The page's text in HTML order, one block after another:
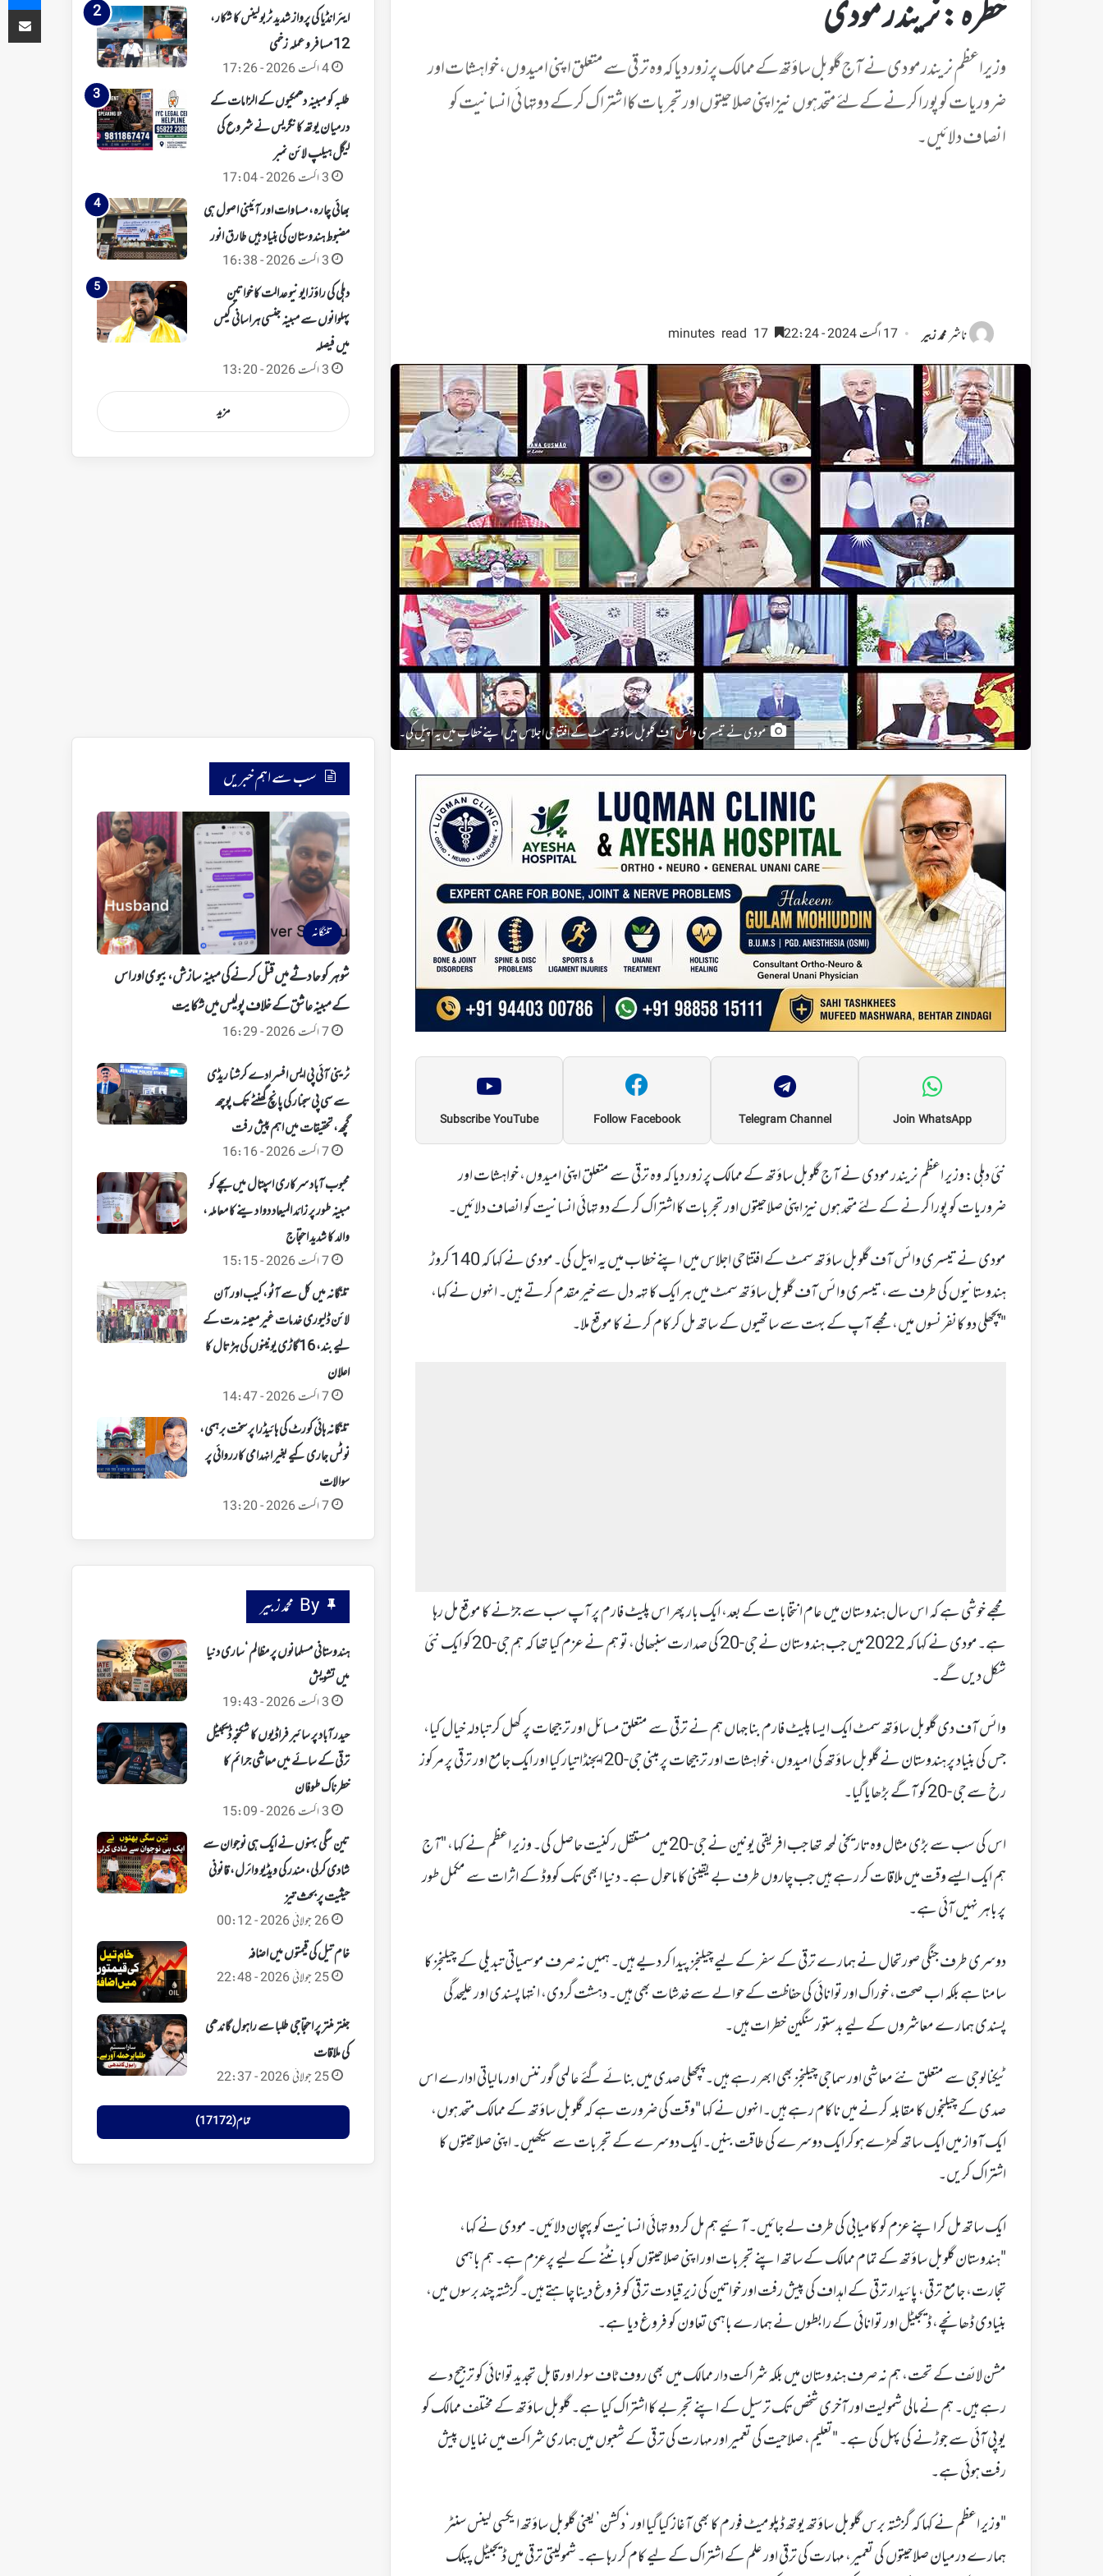
خطرہ : نریندر مودی
وزیر اعظم نریندر مودی نے آج گلوبل ساؤتھ کے ممالک پر زور دیا کہ وہ ترقی سے متعلق اپنی امیدوں، خواہشات اور
ضروریات کو پورا کرنے کے لئے متحد ہوں نیز اپنی صلاحیتوں اور تجربات کا اشتراک کرکے دو تہائی انسانیت کو
انصاف دلائیں۔
ناشرمحمد زبیر 17 اگست 2024 - 22:24
مودی نے تیسری وائس آف گلوبل ساؤتھ سمٹ کے افتتاحی اجلاس میں اپنے خطاب میں یہ اپیل کی۔
Join WhatsApp
Telegram Channel
Follow Facebook
Subscribe YouTube
نئی دہلی: وزیر اعظم نریندر مودی نے آج گلوبل ساؤتھ کے ممالک پر زور دیا کہ وہ ترقی سے متعلق اپنی امیدوں، خواہشات اور
ضروریات کو پورا کرنے کے لئے متحد ہوں نیز اپنی صلاحیتوں اور تجربات کا اشتراک کرکے دو تہائی انسانیت کو انصاف دلائیں۔
مودی نے تیسری وائس آف گلوبل ساؤتھ سمٹ کے افتتاحی اجلاس میں اپنے خطاب میں یہ اپیل کی۔مودی نے کہا کہ 140 کروڑ
ہندوستانیوں کی طرف سے، تیسری وائس آف گلوبل ساؤتھ سمٹ میں ہر ایک کا تہہ دل سے خیرمقدم کرتے ہیں۔ انہوں نے کہا،
"پچھلی دو کانفرنسوں میں، مجھے آپ کے بہت سے ساتھیوں کے ساتھ مل کر کام کرنے کا موقع ملا۔
مجھے خوشی ہے کہ اس سال ہندوستان میں عام انتخابات کے بعد، ایک بار پھر اس پلیٹ فارم پر آپ سب سے جڑنے کا موقع مل رہا
ہے۔مودی نے کہا کہ 2022 میں جب ہندوستان نے جی-20 کی صدارت سنبھالی، تو ہم نے عزم کیا تھا کہ ہم جی-20 کو ایک نئی
شکل دیں گے۔
وائس آف دی گلوبل ساؤتھ سمٹ ایک ایسا پلیٹ فارم بنا جہاں ہم نے ترقی سے متعلق مسائل اور ترجیحات پر کھل کر تبادلہ خیال کیا،
جس کی بنیاد پر ہندوستان نے گلوبل ساؤتھ کی امیدوں، خواہشات اور ترجیحات پر مبنی جی-20 ایجنڈا تیار کیا اور ایک جامع اور ترقی پر مرکوز
رخ سے جی -20 کو آگے بڑھایا گیا۔
اس کی سب سے بڑی مثال وہ تاریخی لمحہ تھا جب افریقی یونین نے جی-20 میں مستقل رکنیت حاصل کی۔ وزیر اعظم نے کہا، "آج
ہم ایک ایسے وقت میں ملاقات کر رہے ہیں جب چاروں طرف بے یقینی کا ماحول ہے۔ دنیا ابھی تک کووڈ کے اثرات سے مکمل طور
پر باہر نہیں آئی ہے۔
دوسری طرف جنگی صورتحال نے ہمارے ترقی کے سفر کے لیے چیلنجز پیدا کر دیے ہیں۔ ہمیں نہ صرف موسمیاتی تبدیلی کے چیلنجز کا
سامنا ہے بلکہ اب صحت، خوراک اور توانائی کی حفاظت کے حوالے سے خدشات بھی ہیں۔ دہشت گردی، انتہا پسندی اور علیحدگی
پسندی ہمارے معاشروں کے لیے بدستور سنگین خطرات ہیں۔
ٹیکنالوجی سے متعلق نئے معاشی اور سماجی چیلنجز بھی ابھر رہے ہیں۔ پچھلی صدی میں بنائے گئے عالمی گورننس اور مالیاتی ادارے اس
صدی کے چیلنجوں کا مقابلہ کرنے میں ناکام رہے ہیں۔انہوں نے کہا "وقت کی ضرورت ہے کہ گلوبل ساؤتھ کے ممالک متحد ہوں،
ایک آواز میں ایک ساتھ کھڑے ہوکر ایک دوسرے کی طاقت بنیں۔ ایک دوسرے کے تجربات سے سیکھیں۔ اپنی صلاحیتوں کا
اشتراک کریں۔
ایک ساتھ مل کر اپنے عزم کو کامیابی کی طرف لے جائیں۔ آئیے ہم مل کر دو تہائی انسانیت کو پہچان دلائیں۔ مودی نے کہا،
"ہندوستان گلوبل ساؤتھ کے تمام ممالک کے ساتھ اپنے تجربات اور اپنی صلاحیتوں کو بانٹنے کے لیے پرعزم ہے۔ ہم باہمی
تجارت، جامع ترقی، پائیدار ترقی کے اہداف کی پیش رفت اور خواتین کی زیر قیادت ترقی کو فروغ دینا چاہتے ہیں۔ گزشتہ چند برسوں میں،
بنیادی ڈھانچے، ڈیجیٹل اور توانائی کے رابطوں نے ہمارے باہمی تعاون کو فروغ دیا ہے۔
مشن لائف کے تحت، ہم نہ صرف ہندوستان میں بلکہ شراکت دار ممالک میں بھی روف ٹاف سولر اور قابل تجدید توانائی کو ترجیح دے
رہے ہیں۔ ہم نے مالی شمولیت اور آخری شخص تک ترسیل کے اپنے تجربے کا اشتراک کیا ہے۔ گلوبل ساؤتھ کے مختلف ممالک کو
یو پی آئی سے جوڑنے کی پہل کی ہے۔ "تعلیم، صلاحیت کی تعمیر اور مہارت کی ترقی کے شعبوں میں ہماری شراکت میں نمایاں پیش
رفت ہوئی ہے۔
"وزیر اعظم نے کہا کہ گزشتہ برس گلوبل ساؤتھ یوتھ ڈپلومیٹ فورم کا بھی آغاز کیا گیا اور ‘دکشن’ یعنی گلوبل ساؤتھ ایکسی لینس سنٹر
ہمارے درمیان صلاحیتوں کی تعمیر، مہارت کی ترقی اور علم کے اشتراک کے لیے کام کر رہا ہے۔ شمولیتی ترقی میں ڈیجیٹل پبلک
ایئر انڈیا کی پرواز شدید ٹربولینس کا شکار،
12 مسافر و عملہ زخمی
4 اگست 2026 - 17:26
طلبہ کو مبینہ دھمکیوں کے الزامات کے
درمیان یوتھ کانگریس نے شروع کی
لیگل ہیلپ لائن نمبر
3 اگست 2026 - 17:04
بھائی چارہ، مساوات اور آئینی اصول ہی
مضبوط ہندوستان کی بنیاد ہیں طارق انور
3 اگست 2026 - 16:38
دہلی کی راؤز ایونیو عدالت کا خواتین
پہلوانوں سے مبینہ جنسی ہراسانی کیس
میں فیصلہ
3 اگست 2026 - 13:20
مزید
سب سے اہم خبریں
تلنگانہ
شوہر کو حادثے میں قتل کرنے کی مبینہ سازش، بیوی اور اس
کے مبینہ عاشق کے خلاف پولیس میں شکایت
7 اگست 2026 - 16:29
ٹرینی آئی پی ایس افسر ادے کرشنا ریڈی
سے سی پی سجنار کی پانچ گھنٹے تک پوچھ
گچھ، تحقیقات میں اہم پیش رفت
7 اگست 2026 - 16:16
محبوب آباد سرکاری اسپتال میں بچے کو
مبینہ طور پر زائد المیعاد دوا دینے کا معاملہ،
والد کا شدید احتجاج
7 اگست 2026 - 15:15
تلنگانہ میں کل سے آٹو، کیب اور آن
لائن ڈلیوری خدمات غیر معینہ مدت کے
لیے بند، 16 گاڑی یونینوں کی ہڑتال کا
اعلان
7 اگست 2026 - 14:47
تلنگانہ ہائی کورٹ کی ہائیڈرا پر سخت برہمی،
نوٹس جاری کیے بغیر انہدامی کارروائی پر
سوالات
7 اگست 2026 - 13:20
By محمد زبیر
ہندوستانی مسلمانوں پر مظالم ‘ساری دنیا
میں تشویش
3 اگست 2026 - 19:43
حیدرآباد پر سائبر فراڈیوں کا شکنجہ‘ ڈیجیٹل
ترقی کے سائے میں معاشی جرائم کا
خطرناک طوفان
3 اگست 2026 - 15:09
تین سگی بہنوں نے ایک ہی نوجوان سے
شادی کرلی، مندر کی ویڈیو وائرل، قانونی
حیثیت پر بحث تیز
26 جولائی 2026 - 00:12
خام تیل کی قیمتوں میں اضافہ
25 جولائی 2026 - 22:48
جنتر منتر پر احتجاجی طلبا سے راہول گاندھی
کی ملاقات
25 جولائی 2026 - 22:37
تمام (17172)
ای میل کے ذریعہ شیئر کریں